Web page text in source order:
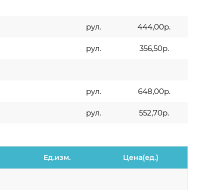
рул. 444,00р.
рул. 356,50р.
рул. 648,00р.
рул. 552,70р.
Ед.изм. Цена(ед.)